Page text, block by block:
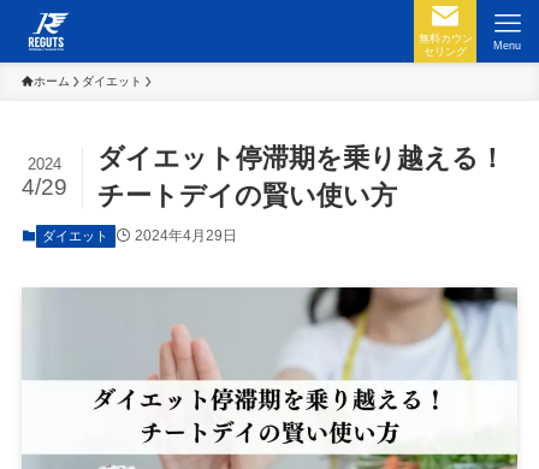
無料カウン
セリング
Menu
ホーム ダイエット
ダイエット停滞期を乗り越える！
チートデイの賢い使い方
2024
4/29
ダイエット 2024年4月29日